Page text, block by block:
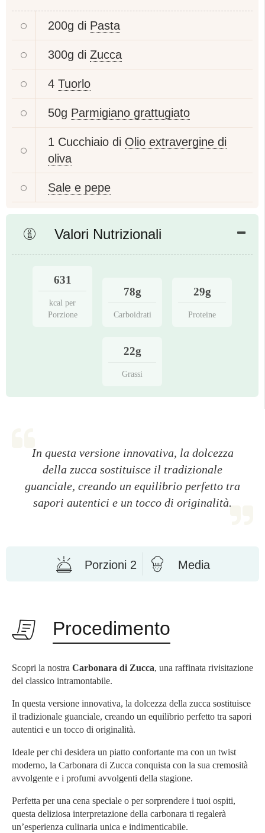
200g di Pasta
300g di Zucca
4 Tuorlo
50g Parmigiano grattugiato
1 Cucchiaio di Olio extravergine di
oliva
Sale e pepe
Valori Nutrizionali
631
kcal per
Porzione
78g
Carboidrati
29g
Proteine
22g
Grassi
In questa versione innovativa, la dolcezza
della zucca sostituisce il tradizionale
guanciale, creando un equilibrio perfetto tra
sapori autentici e un tocco di originalità.
Porzioni 2 Media
Procedimento
Scopri la nostra Carbonara di Zucca, una raffinata rivisitazione
del classico intramontabile.
In questa versione innovativa, la dolcezza della zucca sostituisce
il tradizionale guanciale, creando un equilibrio perfetto tra sapori
autentici e un tocco di originalità.
Ideale per chi desidera un piatto confortante ma con un twist
moderno, la Carbonara di Zucca conquista con la sua cremosità
avvolgente e i profumi avvolgenti della stagione.
Perfetta per una cena speciale o per sorprendere i tuoi ospiti,
questa deliziosa interpretazione della carbonara ti regalerà
un’esperienza culinaria unica e indimenticabile.